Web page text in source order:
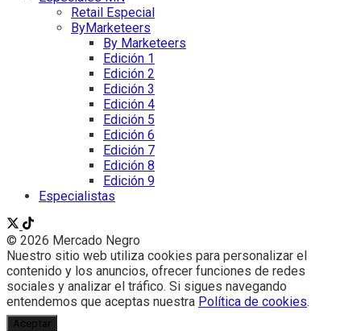
Retail Especial
ByMarketeers
By Marketeers
Edición 1
Edición 2
Edición 3
Edición 4
Edición 5
Edición 6
Edición 7
Edición 8
Edición 9
Especialistas
© 2026 Mercado Negro
Nuestro sitio web utiliza cookies para personalizar el
contenido y los anuncios, ofrecer funciones de redes
sociales y analizar el tráfico. Si sigues navegando
entendemos que aceptas nuestra Política de cookies.
Aceptar